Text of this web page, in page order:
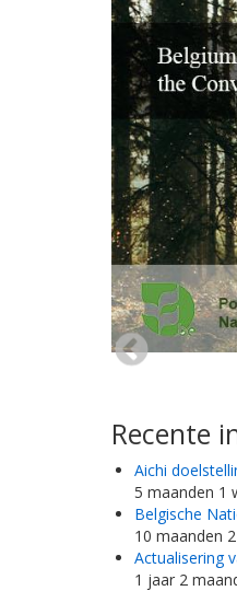
Recente
Aichi
5 maanden 1
Belgische
10 maanden
Actualisering
1 jaar 2